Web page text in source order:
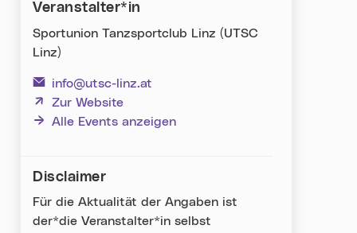
Veranstalter*in
Sportunion Tanzsportclub Linz (UTSC
Linz)
info@utsc-linz.at
Zur Website
(neues Fenster)
Alle Events anzeigen
Disclaimer
Für die Aktualität der Angaben ist
der*die Veranstalter*in selbst